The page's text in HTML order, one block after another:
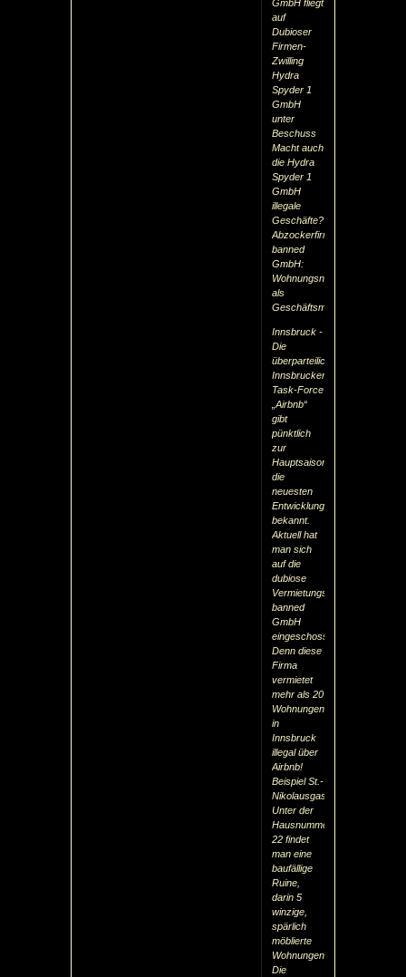
GmbH fliegt
auf
Dubioser
Firmen-
Zwilling
Hydra
Spyder 1
GmbH
unter
Beschuss
Macht auch
die Hydra
Spyder 1
GmbH
illegale
Geschäfte?
Abzockerfirma
banned
GmbH:
Wohnungsnot
als
Geschäftsmodell
Innsbruck -
Die
überparteiliche
Innsbrucker
Task-Force
„Airbnb“
gibt
pünktlich
zur
Hauptsaison
die
neuesten
Entwicklungen
bekannt.
Aktuell hat
man sich
auf die
dubiose
Vermietungsfirma
banned
GmbH
eingeschossen:
Denn diese
Firma
vermietet
mehr als 20
Wohnungen
in
Innsbruck
illegal über
Airbnb!
Beispiel St.-
Nikolausgasse:
Unter der
Hausnummer
22 findet
man eine
baufällige
Ruine,
darin 5
winzige,
spärlich
möblierte
Wohnungen.
Die